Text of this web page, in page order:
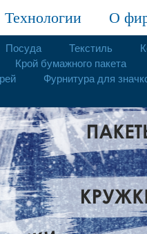
Технологии О
Посуда Текстиль
Крой бумажного пакета
Фурнитура для